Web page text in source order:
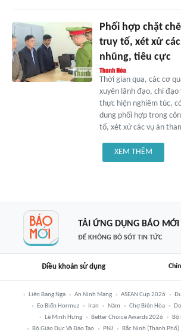
Phối hợp chặt
truy tố, xét xử
nhũng, tiêu cực
Thời gian qua, các cơ
xuyên lãnh đạo, chỉ
thực hiện nghiêm túc,
dung phối hợp trong
tố, xét xử các vụ án
XEM THÊM
TẢI ỨNG DỤNG BÁO MỚI
ĐỂ KHÔNG BỎ SÓT TIN TỨC
Điều khoản sử dụng
Liên Bang Nga An Ninh Mạng ASEAN Cup 2026
Eo Biển Hormuz
Iran Năm Chợ Biên Hòa
Lê Minh Hưng
Better Choice Awards 2026 Bộ
Bộ Giáo Dục Và Đào Tạo
PNJ Bắc Ninh (thành Phố)